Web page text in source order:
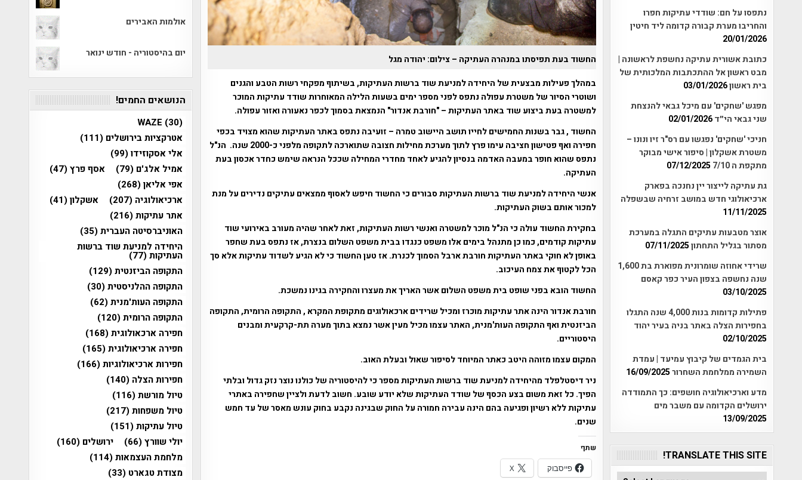
החשוד בעת תפיסתו במנהרה העתיקה – צילום: יהודה מגל
במהלך פעילות מבצעית של היחידה למניעת שוד ברשות העתיקות, בשיתוף מפקחי רשות הטבע והגנים
ושוטרי הסיור של משטרת עפולה נתפס לפני מספר ימים בשעות הלילה המאוחרות שודד עתיקות המוכר
למשטרה בעת ביצוע שוד באתר העתיקות – "חורבת אנדור" הנמצאת בסמוך לכפר נאעורה ואזור עפולה.
החשוד , גבר בשנות החמישים לחייו תושב היישוב טמרה – זועיבה נתפס באתר העתיקות שהוא מצויד בכפי
חפירה ואף פטישון חציבה עימו פרץ לתוך מערכת מחילות חצובה שתוארכה לתקופה מלפני כ-2000 שנה. הנ"ל
נתפס שהוא חופר במעבה האדמה בנסיון להגיע לאחד מחדרי המחילה שככל הנראה שימש כחדר אכסון בעת
העתיקה.
אנשי היחידה למניעת שוד ברשות העתיקות סבורים כי החשוד חיפש לאסוף ממצאים עתיקים נדירים על מנת
למכור אותם בשוק העתיקות.
בחקירת החשוד עולה כי הנ"ל מוכר למשטרה ואנשי רשות העתיקות, זאת לאחר שהיה מעורב באירועי שוד
עתיקות קודמים, כמו כן מתנהל בימים אלו משפט כנגדו בבית משפט השלום בנצרת, אז נתפס בעת שחפר
באופן לא חוקי באתר העתיקות חורבת ארבל הסמוך לכנרת. אז טען החשוד כי לא הגיע לשדוד עתיקות אלא סך
הכל לקטוף את צמח העיכוב.
החשוד הובא בפני שופט בית משפט השלום אשר האריך את מעצרו והחקירה בגינו נמשכת.
חורבת אנדור הינה אתר עתיקות מוכרז ומכיל שרידים ארכאולוגים מתקופת המקרא , התקופה הרומית, התקופה
הביזנטית ואף התקופה העות'מנית, האתר עצמו מכיל מעין אשר נמצא בתוך מערה תת-קרקעית ומבנים
היסטוריים.
המקום עצמו מזוהה היטב כאתר המיוחד לסיפור שאול ובעלת האוב.
ניר דיסטלפלד מהיחידה למניעת שוד ברשות העתיקות מספר כי להיסטוריה של כולנו נוצר נזק גדול ובלתי
הפיך. כל זאת משום בצע הכסף של שודד העתיקות שלא יודע שובע. חשוב לדעת ולציין שחפירה באתרי
עתיקות ללא רשיון ופגיעה בהם הינה עבירה חמורה על החוק שבגינה נקבע בחוק עונש מאסר של עד חמש
שנים.
שתף
פייסבוק
X
נתפסו על חם: שודדי עתיקות חפרו
והחריבו מערת קבורה קדומה ליד חיטין
20/01/2026
כתובת אשורית עתיקה נחשפת לראשונה |
מבט ראשון אל ההתכתבות המלכותית של
בית ראשון03/01/2026
מפגש 'שחקים' עם מיכל גבאי להנצחת
שני גבאי הי״ד02/01/2026
חניכי 'שחקים' נפגשו עם רס"ר זיו ונונו –
משטרת אשקלון | סיפור אישי מבוקר
מתקפת ה 7/10
07/12/2025
גת עתיקה לייצור יין נחנכה בפארק
ארכיאולוגי חדש במושב זרחיה שבשפלה
11/11/2025
אוצר מטבעות עתיקים התגלה במערכת
מסתור בגליל התחתון07/11/2025
שרידי אחוזה שומרונית מפוארת בת 1,600
שנה נחשפה בצפון העיר כפר קאסם
03/10/2025
פתילות קדומות בנות 4,000 שנה התגלו
בחפירות הצלה באתר בניה בעיר יהוד
02/10/2025
בית הגמדים של קיבוץ עמיעד | עמדת
השמירה ממלחמת השחרור16/09/2025
מדע וארכיאולוגיה חושפים: כך התמודדה
ירושלים הקדומה עם משבר מים
13/09/2025
TRANSLATE THIS SITE!
אולמות האבירים
יום בהיסטוריה - חודש ינואר
הנושאים החמים!
WAZE (30)
אטרקציות בירושלים (111)
אלי אסקוזידו(99)
אמיל אלג'ם (79) אסף פרץ(47)
אפי אליאן(268)
ארכיאולוגיה (207) אשקלון(41)
אתר עתיקות(216)
האוניברסיטה העברית(35)
היחידה למניעת שוד ברשות
העתיקות(77)
התקופה הביזנטית(129)
התקופה ההלניסטית(30)
התקופה העות'מנית(62)
התקופה הרומית(120)
חפירה ארכאולוגית(168)
חפירה ארכיאולוגית(165)
חפירות ארכיאולוגיות(166)
חפירות הצלה (140)
טיול מורשת(116)
טיול משפחות(217)
טיול עתיקות(151)
יולי שוורץ(66) ירושלים (160)
מלחמת העצמאות(114)
מצודת טגארט (33)